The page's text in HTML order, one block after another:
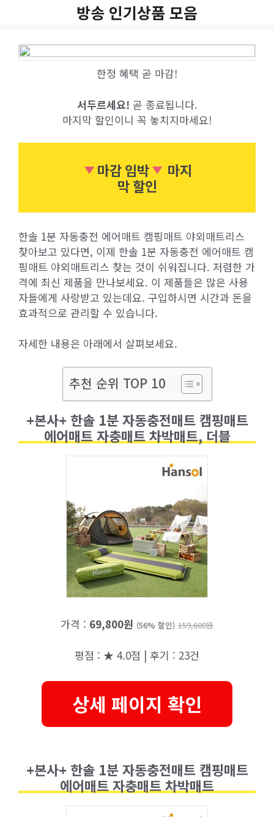
방송 인기상품 모음
한정 혜택 곧 마감!
서두르세요! 곧 종료됩니다.
마지막 할인이니 꼭 놓치지마세요!
마감 임박
마지
막 할인
한솔 1분 자동충전 에어매트 캠핑매트 야외매트리스
찾아보고 있다면, 이제 한솔 1분 자동충전 에어매트 캠
핑매트 야외매트리스 찾는 것이 쉬워집니다. 저렴한 가
격에 최신 제품을 만나보세요. 이 제품들은 많은 사용
자들에게 사랑받고 있는데요. 구입하시면 시간과 돈을
효과적으로 관리할 수 있습니다.
자세한 내용은 아래에서 살펴보세요.
추천 순위 TOP 10
+본사+ 한솔 1분 자동충전매트 캠핑매트
에어매트 자충매트 차박매트, 더블
가격 : 69,800원 (56% 할인) 159,600원
평점 : ★ 4.0점 | 후기 : 23건
상세 페이지 확인
+본사+ 한솔 1분 자동충전매트 캠핑매트
에어매트 자충매트 차박매트